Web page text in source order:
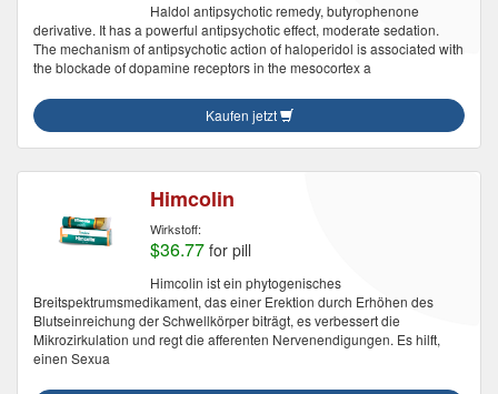
Haldol antipsychotic remedy, butyrophenone
derivative. It has a powerful antipsychotic effect, moderate sedation.
The mechanism of antipsychotic action of haloperidol is associated with
the blockade of dopamine receptors in the mesocortex a
Kaufen jetzt
Himcolin
Wirkstoff:
$36.77 for pill
Himcolin ist ein phytogenisches
Breitspektrumsmedikament, das einer Erektion durch Erhöhen des
Blutseinreichung der Schwellkörper biträgt, es verbessert die
Mikrozirkulation und regt die afferenten Nervenendigungen. Es hilft,
einen Sexua